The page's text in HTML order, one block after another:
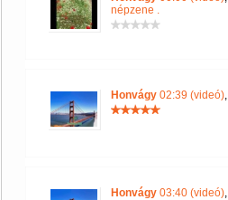
népzene .
Honvágy 02:39 (videó),
Honvágy 03:40 (videó),